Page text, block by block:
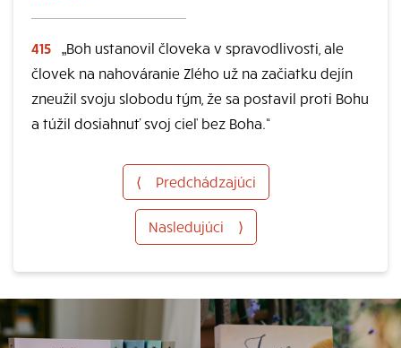
415 „Boh ustanovil človeka v spravodlivosti, ale
človek na nahováranie Zlého už na začiatku dejín
zneužil svoju slobodu tým, že sa postavil proti Bohu
a túžil dosiahnuť svoj cieľ bez Boha.“
⟨ Predchádzajúci
Nasledujúci ⟩